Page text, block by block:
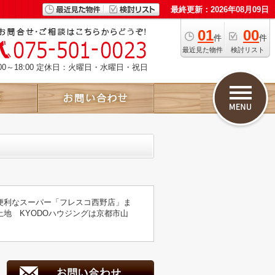
最終更新：2026年08月09日
01件
最近見た物件
00件
検討リスト
～18:00 定休日：火曜日・水曜日・祝日
なスーパー「フレスコ西野店」ま
地 KYODOハウジングは京都市山